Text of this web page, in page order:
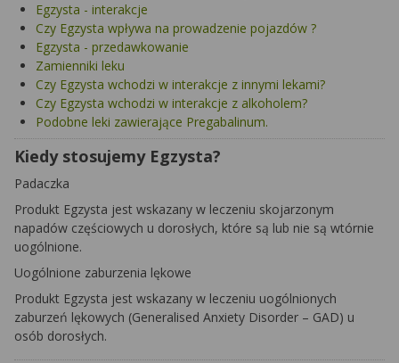
Egzysta - interakcje
Czy Egzysta wpływa na prowadzenie pojazdów ?
Egzysta - przedawkowanie
Zamienniki leku
Czy Egzysta wchodzi w interakcje z innymi lekami?
Czy Egzysta wchodzi w interakcje z alkoholem?
Podobne leki zawierające Pregabalinum.
Kiedy stosujemy Egzysta?
Padaczka
Produkt Egzysta jest wskazany w leczeniu skojarzonym
napadów częściowych u dorosłych, które są lub nie są wtórnie
uogólnione.
Uogólnione zaburzenia lękowe
Produkt Egzysta jest wskazany w leczeniu uogólnionych
zaburzeń lękowych (Generalised Anxiety Disorder – GAD) u
osób dorosłych.